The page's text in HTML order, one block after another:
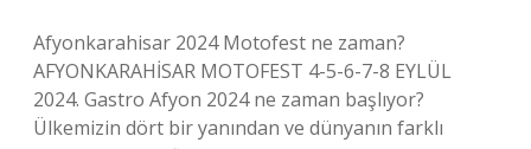
Afyonkarahisar 2024 Motofest ne zaman?
AFYONKARAHİSAR MOTOFEST 4-5-6-7-8 EYLÜL
2024. Gastro Afyon 2024 ne zaman başlıyor?
Ülkemizin dört bir yanından ve dünyanın farklı